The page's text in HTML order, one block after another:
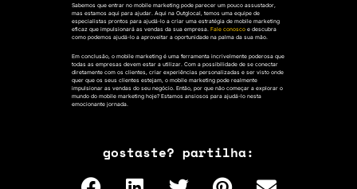
Sabemos que entrar no mobile marketing pode parecer um pouco assustador,
mas estamos aqui para ajudar. Aqui na Outglocal, temos uma equipe de
especialistas prontos para ajudá-lo a criar uma estratégia de mobile marketing
eficaz que impulsionará as vendas da sua empresa. Fale conoscoe descubra
como podemos ajudá-lo a aproveitar a oportunidade na palma da sua mão.
Em conclusão, o mobile marketing é uma ferramenta incrivelmente poderosa que
todas as empresas devem estar a utilizar. Com a possibilidade de se conectar
diretamente com os clientes, criar experiências personalizadas e ser visto onde
quer que os seus clientes estejam, o mobile marketing pode realmente
impulsionar as vendas do seu negócio. Então, por que não começar a explorar o
mundo do mobile marketing hoje? Estamos ansiosos para ajudá-lo nesta
emocionante jornada.
gostaste? partilha: